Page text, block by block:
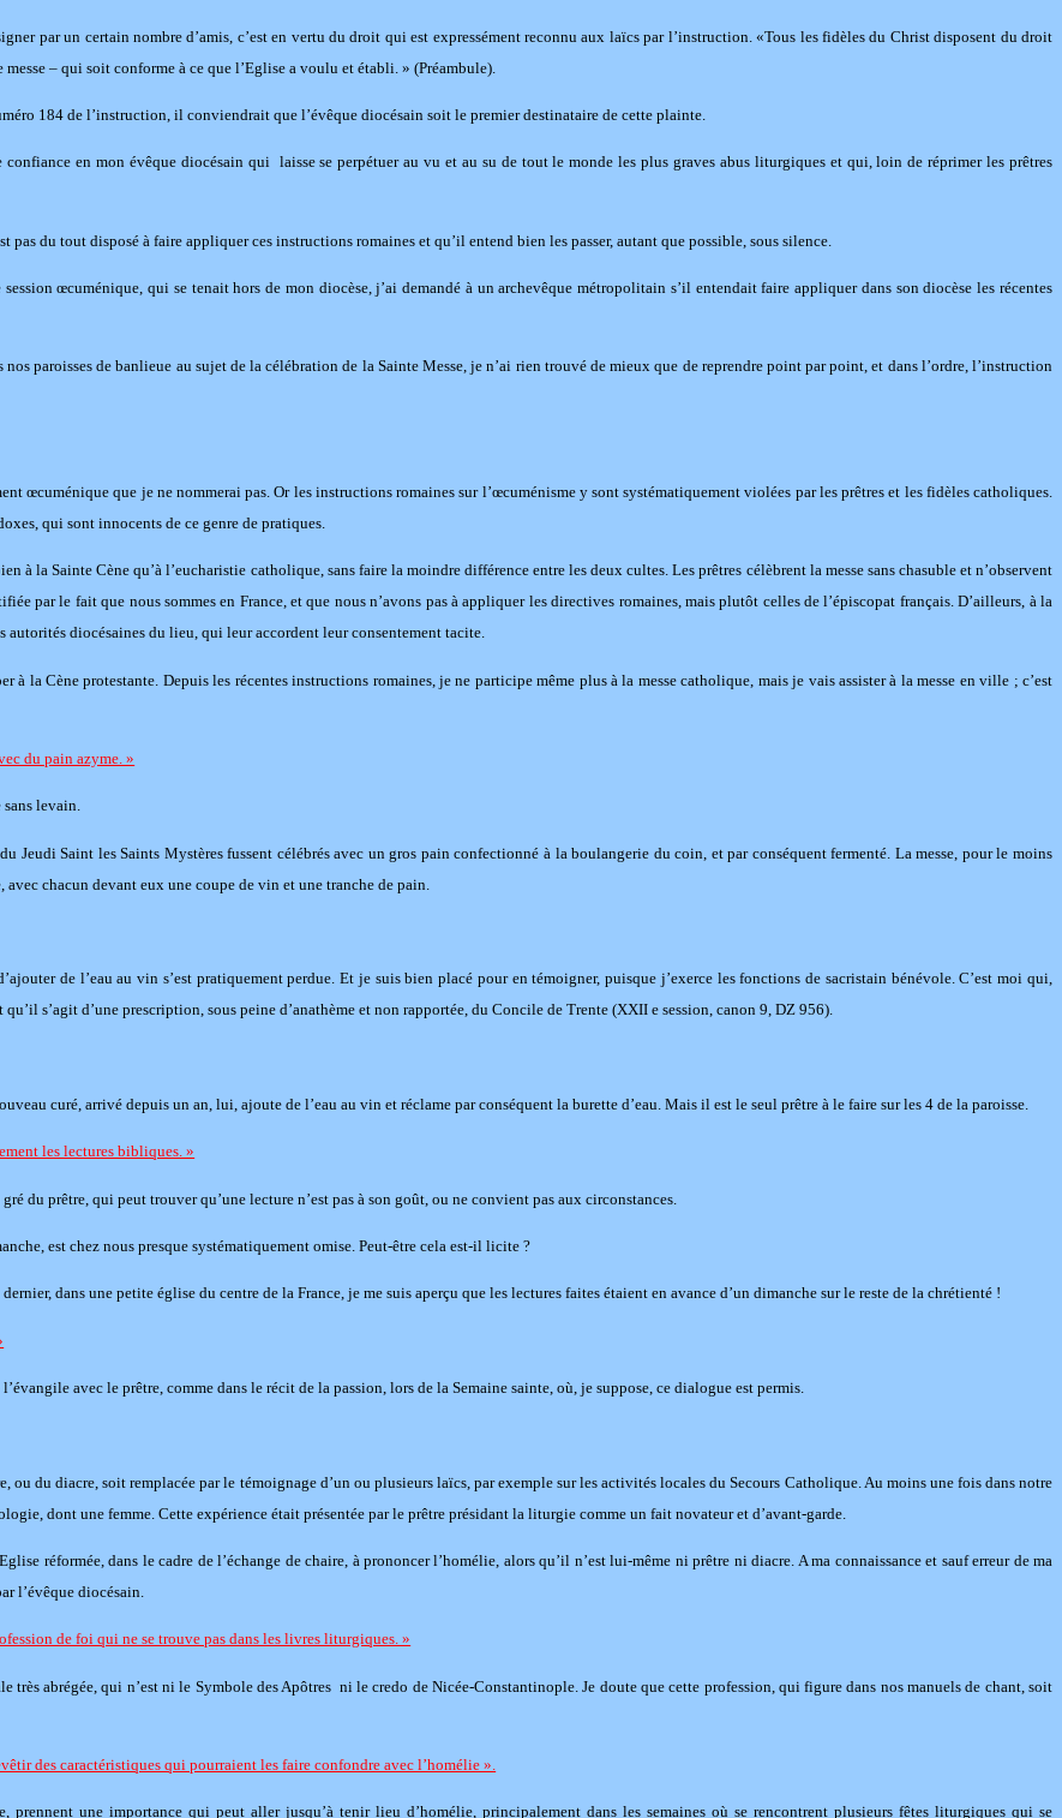
par un certain nombre d’amis, c’est en vertu du droit qui est expressément reconnu aux laïcs par l’instruction. «Tous les fidèles du Christ disposent du droit
– qui soit conforme à ce que l’Eglise a voulu et établi. » (Préambule).
184 de l’instruction, il conviendrait que l’évêque diocésain soit le premier destinataire de cette plainte.
en mon évêque diocésain qui laisse se perpétuer au vu et au su de tout le monde les plus graves abus liturgiques et qui, loin de réprimer les prêtres
pas du tout disposé à faire appliquer ces instructions romaines et qu’il entend bien les passer, autant que possible, sous silence.
œcuménique, qui se tenait hors de mon diocèse, j’ai demandé à un archevêque métropolitain s’il entendait faire appliquer dans son diocèse les récentes
paroisses de banlieue au sujet de la célébration de la Sainte Messe, je n’ai rien trouvé de mieux que de reprendre point par point, et dans l’ordre, l’instruction
œcuménique que je ne nommerai pas. Or les instructions romaines sur l’œcuménisme y sont systématiquement violées par les prêtres et les fidèles catholiques.
qui sont innocents de ce genre de pratiques.
à la Sainte Cène qu’à l’eucharistie catholique, sans faire la moindre différence entre les deux cultes. Les prêtres célèbrent la messe sans chasuble et n’observent
par le fait que nous sommes en France, et que nous n’avons pas à appliquer les directives romaines, mais plutôt celles de l’épiscopat français. D’ailleurs, à la
diocésaines du lieu, qui leur accordent leur consentement tacite.
à la Cène protestante. Depuis les récentes instructions romaines, je ne participe même plus à la messe catholique, mais je vais assister à la messe en ville ; c’est
du pain azyme. »
levain.
Jeudi Saint les Saints Mystères fussent célébrés avec un gros pain confectionné à la boulangerie du coin, et par conséquent fermenté. La messe, pour le moins
chacun devant eux une coupe de vin et une tranche de pain.
de l’eau au vin s’est pratiquement perdue. Et je suis bien placé pour en témoigner, puisque j’exerce les fonctions de sacristain bénévole. C’est moi qui,
s’agit d’une prescription, sous peine d’anathème et non rapportée, du Concile de Trente (XXII e session, canon 9, DZ 956).
curé, arrivé depuis un an, lui, ajoute de l’eau au vin et réclame par conséquent la burette d’eau. Mais il est le seul prêtre à le faire sur les 4 de la paroisse.
les lectures bibliques. »
du prêtre, qui peut trouver qu’une lecture n’est pas à son goût, ou ne convient pas aux circonstances.
est chez nous presque systématiquement omise. Peut-être cela est-il licite ?
dans une petite église du centre de la France, je me suis aperçu que les lectures faites étaient en avance d’un dimanche sur le reste de la chrétienté !
avec le prêtre, comme dans le récit de la passion, lors de la Semaine sainte, où, je suppose, ce dialogue est permis.
ou du diacre, soit remplacée par le témoignage d’un ou plusieurs laïcs, par exemple sur les activités locales du Secours Catholique. Au moins une fois dans notre
dont une femme. Cette expérience était présentée par le prêtre présidant la liturgie comme un fait novateur et d’avant-garde.
réformée, dans le cadre de l’échange de chaire, à prononcer l’homélie, alors qu’il n’est lui-même ni prêtre ni diacre. A ma connaissance et sauf erreur de ma
l’évêque diocésain.
de foi qui ne se trouve pas dans les livres liturgiques. »
très abrégée, qui n’est ni le Symbole des Apôtres ni le credo de Nicée-Constantinople. Je doute que cette profession, qui figure dans nos manuels de chant, soit
des caractéristiques qui pourraient les faire confondre avec l’homélie ».
prennent une importance qui peut aller jusqu’à tenir lieu d’homélie, principalement dans les semaines où se rencontrent plusieurs fêtes liturgiques qui se